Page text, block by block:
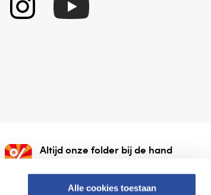
Alle cookies toestaan
Altijd onze folder bij de hand
AlleFolders.